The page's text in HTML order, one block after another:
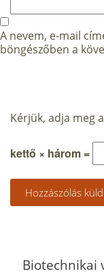
A nevem, e-mail
böngészőben a
Kérjük, adja meg
kettő × három =
Biotechnikai